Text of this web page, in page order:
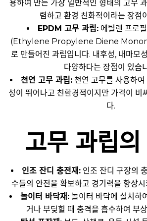
용하여 만든 가장 일반적인 형태의 고무
렴하고 환경 친화적이라는 장점
EPDM 고무 과립:에틸렌 프로
(Ethylene Propylene Diene
로 만들어진 과립입니다. 내후성, 내마모
다양하다는 장점이 있습
천연 고무 과립: 천연 고무를 사용하
성이 뛰어나고 친환경적이지만 가격이 비
다.
고무 과립
인조 잔디 충전재:인조 잔디 구장의
수들의 안전을 확보하고 경기력을 향상
놀이터 바닥재:놀이터 바닥에 설치하
거나 부딪힐 때 충격을 흡수하여 부